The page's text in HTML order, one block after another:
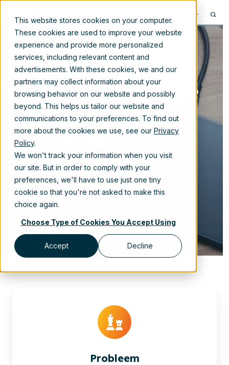
This website stores cookies on your computer.
These cookies are used to improve your website
experience and provide more personalized
services, including relevant content and
advertisements. With these cookies, we and our
partners may collect information about your
browsing behavior on our website and possibly
beyond. This helps us tailor our website and
communications to your preferences. To find out
more about the cookies we use, see our Privacy
Policy.
We won't track your information when you visit
our site. But in order to comply with your
preferences, we'll have to use just one tiny
cookie so that you're not asked to make this
choice again.
Choose Type of Cookies You Accept Using
Accept Decline
Website migratie
vanuit custom
CMS naar
TeamSite
6-jun-2019 12:45:00
Probleem